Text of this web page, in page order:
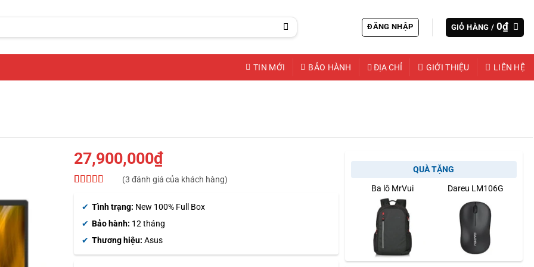
ĐĂNG NHẬP GIỎ HÀNG / 0₫
TIN MỚI BẢO HÀNH ĐỊA CHỈ GIỚI THIỆU LIÊN HỆ
27,900,000₫
dựa trên
đánh giá
(3 đánh giá của khách hàng)
Tình trạng: New 100% Full Box
Bảo hành: 12 tháng
Thương hiệu: Asus
QUÀ TẶNG
Ba lô MrVui
Dareu LM106G